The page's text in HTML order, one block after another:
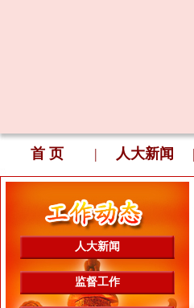
首 页 | 人大新闻 |
人大新闻
监督工作